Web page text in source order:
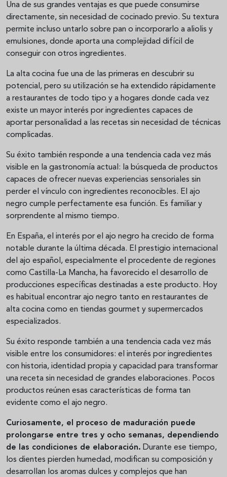
Una de sus grandes ventajas es que puede consumirse
directamente, sin necesidad de cocinado previo. Su textura
permite incluso untarlo sobre pan o incorporarlo a aliolis y
emulsiones, donde aporta una complejidad difícil de
conseguir con otros ingredientes.
La alta cocina fue una de las primeras en descubrir su
potencial, pero su utilización se ha extendido rápidamente
a restaurantes de todo tipo y a hogares donde cada vez
existe un mayor interés por ingredientes capaces de
aportar personalidad a las recetas sin necesidad de técnicas
complicadas.
Su éxito también responde a una tendencia cada vez más
visible en la gastronomía actual: la búsqueda de productos
capaces de ofrecer nuevas experiencias sensoriales sin
perder el vínculo con ingredientes reconocibles. El ajo
negro cumple perfectamente esa función. Es familiar y
sorprendente al mismo tiempo.
En España, el interés por el ajo negro ha crecido de forma
notable durante la última década. El prestigio internacional
del ajo español, especialmente el procedente de regiones
como Castilla-La Mancha, ha favorecido el desarrollo de
producciones específicas destinadas a este producto. Hoy
es habitual encontrar ajo negro tanto en restaurantes de
alta cocina como en tiendas gourmet y supermercados
especializados.
Su éxito responde también a una tendencia cada vez más
visible entre los consumidores: el interés por ingredientes
con historia, identidad propia y capacidad para transformar
una receta sin necesidad de grandes elaboraciones. Pocos
productos reúnen esas características de forma tan
evidente como el ajo negro.
Curiosamente, el proceso de maduración puede
prolongarse entre tres y ocho semanas, dependiendo
de las condiciones de elaboración. Durante ese tiempo,
los dientes pierden humedad, modifican su composición y
desarrollan los aromas dulces y complejos que han